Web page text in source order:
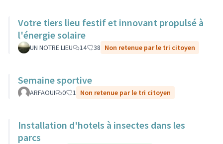
Votre tiers lieu festif et innovant propulsé à
l'énergie solaire
UN NOTRE LIEU 14 38 Non retenue par le tri citoyen
Semaine sportive
ARFAOUI 0 1 Non retenue par le tri citoyen
Installation d'hotels à insectes dans les
parcs